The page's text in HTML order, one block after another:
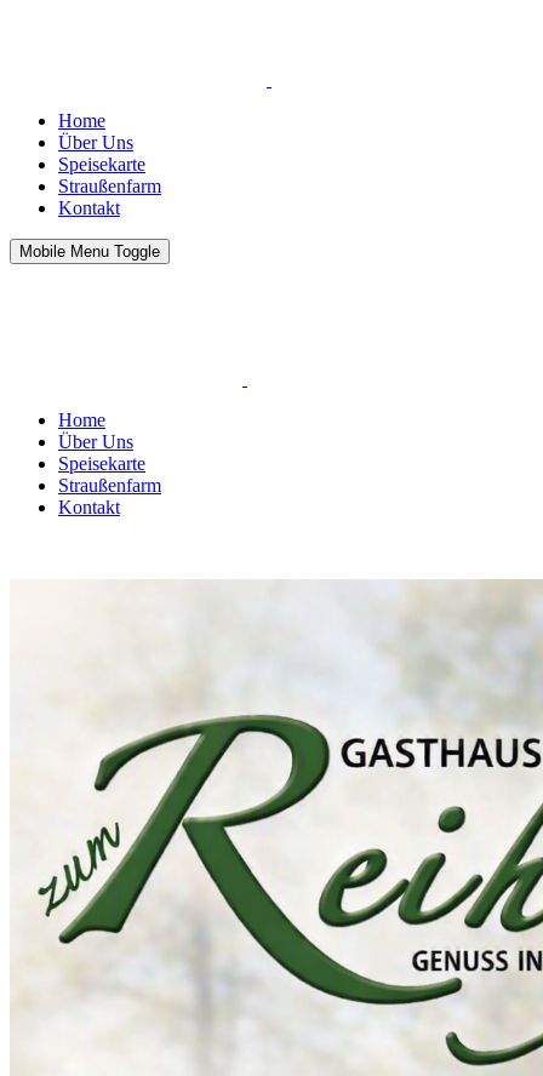
Home
Über Uns
Speisekarte
Straußenfarm
Kontakt
Mobile Menu Toggle
Home
Über Uns
Speisekarte
Straußenfarm
Kontakt